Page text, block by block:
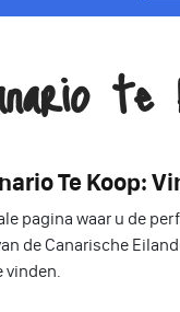
te
Te Koop:
pagina waar u de
de Canarische
vinden.